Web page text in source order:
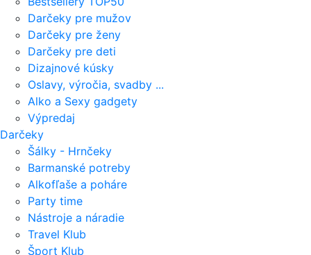
Darčeky pre mužov
Darčeky pre ženy
Darčeky pre deti
Dizajnové kúsky
Oslavy, výročia, svadby ...
Alko a Sexy gadgety
Výpredaj
Darčeky
Šálky - Hrnčeky
Barmanské potreby
Alkofľaše a poháre
Party time
Nástroje a náradie
Travel Klub
Šport Klub